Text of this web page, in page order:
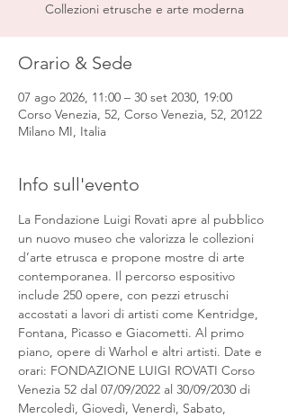
Collezioni etrusche e arte moderna
Orario & Sede
07 ago 2026, 11:00 – 30 set 2030, 19:00
Corso Venezia, 52, Corso Venezia, 52, 20122
Milano MI, Italia
Info sull'evento
La Fondazione Luigi Rovati apre al pubblico
un nuovo museo che valorizza le collezioni
d’arte etrusca e propone mostre di arte
contemporanea. Il percorso espositivo
include 250 opere, con pezzi etruschi
accostati a lavori di artisti come Kentridge,
Fontana, Picasso e Giacometti. Al primo
piano, opere di Warhol e altri artisti. Date e
orari: FONDAZIONE LUIGI ROVATI Corso
Venezia 52 dal 07/09/2022 al 30/09/2030 di
Mercoledì, Giovedì, Venerdì, Sabato,